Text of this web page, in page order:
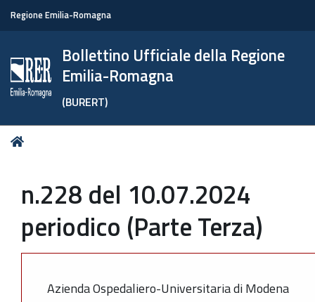
Regione Emilia-Romagna
Bollettino Ufficiale della Regione
Emilia-Romagna
(BURERT)
Tu
n.228 del 10.07.2024
periodico (Parte Terza)
Azienda Ospedaliero-Universitaria di Modena